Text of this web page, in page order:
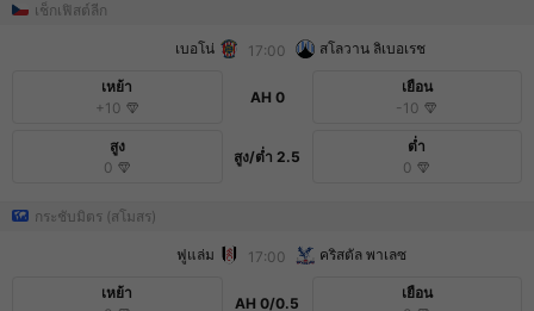
เช็กเฟิสต์ลีก
เบอโน่ 17:00 สโลวาน ลิเบอเรช
เหย้า
+10
AH 0
เยือน
-10
สูง
0
สูง/ต่ำ 2.5
ต่ำ
0
กระชับมิตร (สโมสร)
ฟูแล่ม 17:00 คริสตัล พาเลซ
เหย้า
AH 0/0.5
เยือน